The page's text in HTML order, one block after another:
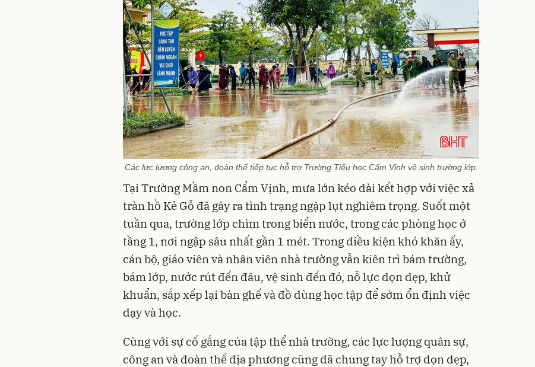
Các lực lượng công an, đoàn thể tiếp tục hỗ trợ Trường Tiểu học Cẩm Vịnh vệ sinh trường lớp.
Tại Trường Mầm non Cẩm Vịnh, mưa lớn kéo dài kết hợp với việc xả
tràn hồ Kẻ Gỗ đã gây ra tình trạng ngập lụt nghiêm trọng. Suốt một
tuần qua, trường lớp chìm trong biển nước, trong các phòng học ở
tầng 1, nơi ngập sâu nhất gần 1 mét. Trong điều kiện khó khăn ấy,
cán bộ, giáo viên và nhân viên nhà trường vẫn kiên trì bám trường,
bám lớp, nước rút đến đâu, vệ sinh đến đó, nỗ lực dọn dẹp, khử
khuẩn, sắp xếp lại bàn ghế và đồ dùng học tập để sớm ổn định việc
dạy và học.
Cùng với sự cố gắng của tập thể nhà trường, các lực lượng quân sự,
công an và đoàn thể địa phương cũng đã chung tay hỗ trợ dọn dẹp,